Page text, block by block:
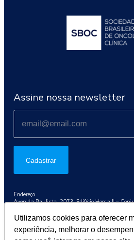
Utilizamos cookies para oferecer
experiência, melhorar o
Assine nossa newsletter
Cadastrar
Endereço
Avenida Paulista, 2073, Edifício Horsa II –
Telefone
+55 (11) 3192-9284